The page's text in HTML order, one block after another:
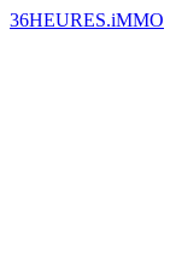
36HEURES.iMMO